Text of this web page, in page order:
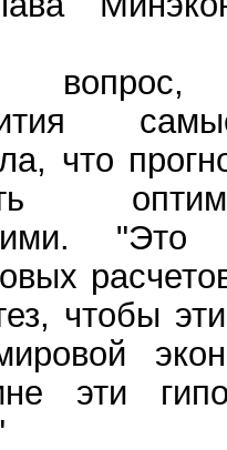
вопрос,
что
"Это
чтобы
эти